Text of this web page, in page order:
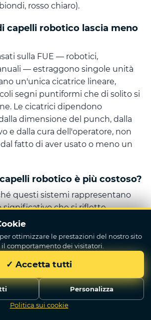
rosso chiaro).
capelli robotico lascia meno
sulla FUE — robotici,
— estraggono singole unità
un'unica cicatrice lineare,
segni puntiformi che di solito si
Le cicatrici dipendono
dimensione del punch, dalla
e dalla cura dell'operatore, non
fatto di aver usato o meno un
robotico è più costoso?
questi sistemi rappresentano
che si riflette
della procedura. Un prezzo
un risultato migliore. Per
consulta la nostra guida al
anziché affidarti a una cifra
il trapianto di capelli
Scrivici
ottimizzare le prestazioni del nostro sito
comportamento dei visitatori.
Politica sui cookie
Personalizza
✓ Accetta tutti